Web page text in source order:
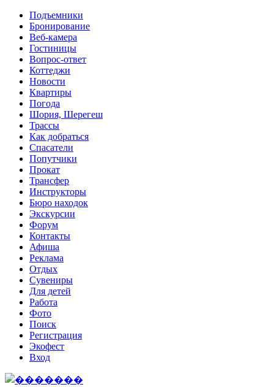
Перейти к основному содержанию
Подъемники
Бронирование
Веб-камера
Гостиницы
Вопрос-ответ
Коттеджи
Новости
Квартиры
Погода
Шория, Шерегеш
Трассы
Как добраться
Спасатели
Попутчики
Прокат
Трансфер
Инструкторы
Бюро находок
Экскурсии
Форум
Контакты
Афиша
Реклама
Отдых
Сувениры
Для детей
Работа
Фото
Поиск
Регистрация
Экофест
Вход